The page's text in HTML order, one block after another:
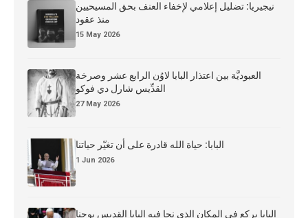
نيجيريا: تضليل إعلامي لإخفاء العنف بحق المسيحيين
منذ عقود
15 May 2026
العبوديَّة بين اعتذار البابا لاوُن الرابع عشر وصرخة
القدِّيس شارل دي فوكو
27 May 2026
البابا: حياة الله قادرة على أن تغيّر حياتنا
1 Jun 2026
البابا يركع في المكان الذي نجا فيه البابا القديس يوحنا